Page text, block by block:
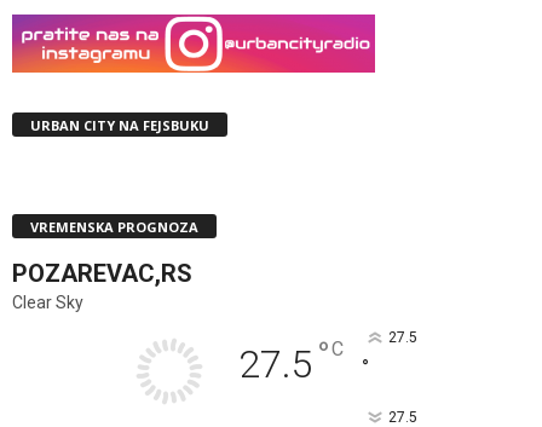
URBAN CITY NA FEJSBUKU
VREMENSKA PROGNOZA
POZAREVAC,RS
Clear Sky
27.5 °C 27.5
°
27.5